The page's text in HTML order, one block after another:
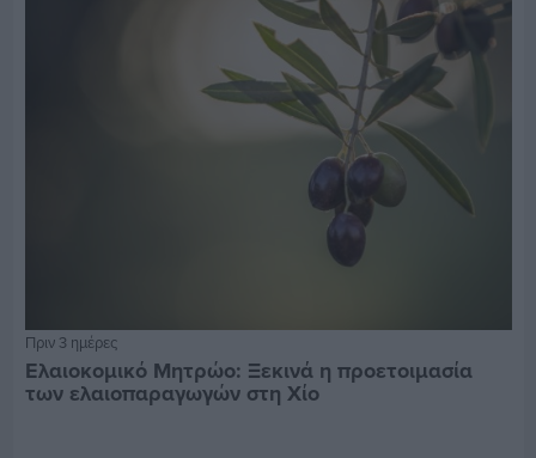
Πριν 3 ημέρες
Ελαιοκομικό Μητρώο: Ξεκινά η προετοιμασία
των ελαιοπαραγωγών στη Χίο